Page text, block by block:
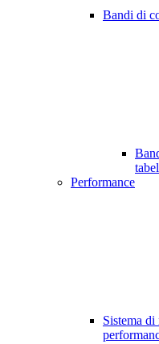
Bandi di
Performance
Sistema